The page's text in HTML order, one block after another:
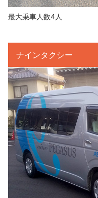
最大乗車人数4人
ナインタクシー